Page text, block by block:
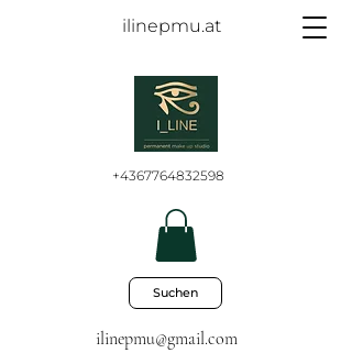
ilinepmu.at
ilinepmu@gmail.com
Suchen
+4367764832598